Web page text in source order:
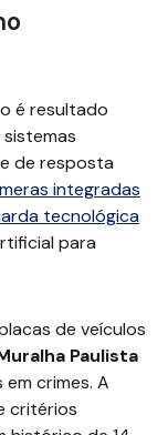
é resultado
de resposta
integradas
tecnológica
para
de veículos
Paulista
crimes. A
critérios